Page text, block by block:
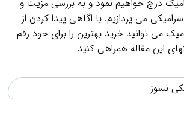
درج خواهیم نمود و به بررسی مزیت و
می پردازیم. با اگاهی پیدا کردن از
می توانید خرید بهترین را برای خود رقم
این مقاله همراهی کنید…